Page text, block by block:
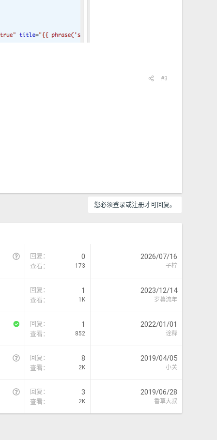
#3
您必须登录或注册才可回复。
问
回复 0
查看 173
2026/07/16
子柠
回复 1
查看 1K
2023/12/14
岁暮流年
回复 1
查看 852
2022/01/01
诠释
问
回复 8
查看 2K
2019/04/05
小关
问
回复 3
查看 2K
2019/06/28
香草大叔